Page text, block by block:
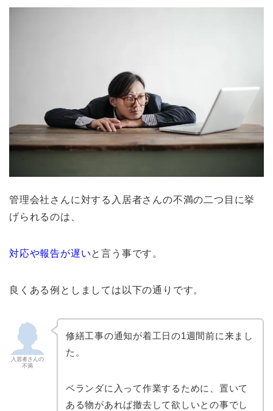
管理会社さんに対する入居者さんの不満の二つ目に挙
げられるのは、
対応や報告が遅いと言う事です。
良くある例としましては以下の通りです。
入居者さんの
不満
修繕工事の通知が着工日の1週間前に来まし
た。
ベランダに入って作業するために、置いて
ある物があれば撤去して欲しいとの事でし